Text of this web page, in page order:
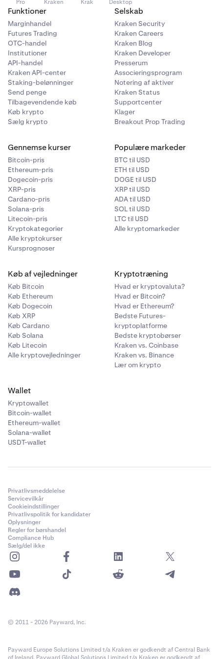
præferencehistorikken vist nedenfor.
Præferencer kan også redigeres ved at klikke på
redigeringsikonet i højre side af rækken.
Kunder kan også slette en præference, hvis de ikke
længere ønsker at deltage i PAS. Dette vil derefter
oprette en ny post i præferencehistorikken:
Pro Kraken Krak Desktop
Funktioner
Marginhandel
Futures Trading
OTC-handel
Institutioner
API-handel
Kraken API-center
Staking-belønninger
Send penge
Tilbagevendende køb
Køb krypto
Sælg krypto
Selskab
Kraken Security
Kraken Careers
Kraken Blog
Kraken Developer
Presserum
Associeringsprogram
Notering af aktiver
Kraken Status
Supportcenter
Klager
Breakout Prop Trading
Gennemse kurser
Bitcoin-pris
Ethereum-pris
Dogecoin-pris
XRP-pris
Cardano-pris
Solana-pris
Litecoin-pris
Kryptokategorier
Alle kryptokurser
Kursprognoser
Populære markeder
BTC til USD
ETH til USD
DOGE til USD
XRP til USD
ADA til USD
SOL til USD
LTC til USD
Alle kryptomarkeder
Køb af vejledninger
Køb Bitcoin
Køb Ethereum
Køb Dogecoin
Køb XRP
Køb Cardano
Køb Solana
Køb Litecoin
Alle kryptovejledninger
Kryptotræning
Hvad er kryptovaluta?
Hvad er Bitcoin?
Hvad er Ethereum?
Bedste Futures-
kryptoplatforme
Bedste kryptobørser
Kraken vs. Coinbase
Kraken vs. Binance
Lær om krypto
Wallet
Kryptowallet
Bitcoin-wallet
Ethereum-wallet
Solana-wallet
USDT-wallet
Privatlivsmeddelelse
Servicevilkår
Cookieindstillinger
Privatlivspolitik for kandidater
Oplysninger
Regler for børshandel
Compliance Hub
Sælg/del ikke
© 2011 - 2026 Payward, Inc.
Payward Europe Solutions Limited t/a Kraken er godkendt af Central Bank